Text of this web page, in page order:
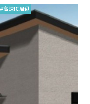
#高速IC周辺